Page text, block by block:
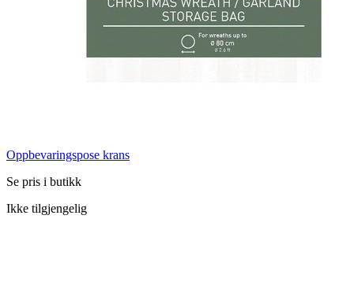
Oppbevaringspose krans
Se pris i butikk
Ikke tilgjengelig